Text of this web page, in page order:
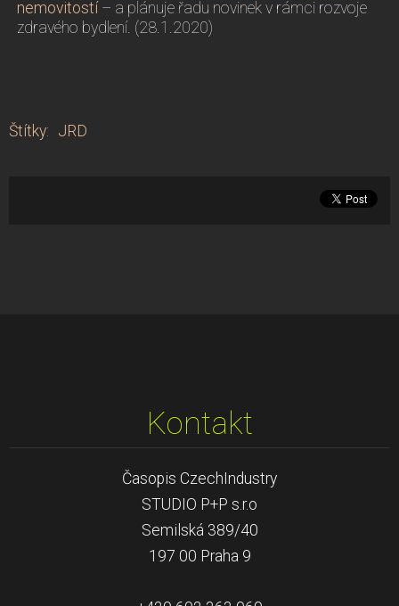
nemovitostí– a plánuje řadu novinek v rámci rozvoje
zdravého bydlení. (28.1.2020)
Štítky: JRD
Kontakt
Časopis CzechIndustry
STUDIO P+P s.r.o
Semilská 389/40
197 00 Praha 9